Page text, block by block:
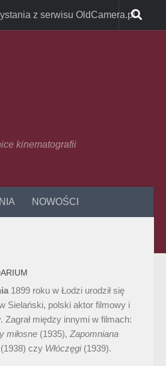
z serwisu OldCamera.pl
kinematografii
NOWOŚCI
1899 roku w Łodzi urodził się
Sielański, polski aktor filmowy i
Zagrał między innymi w filmach:
miłosne (1935), Zapomniana
(1938) czy Włóczęgi(1939).